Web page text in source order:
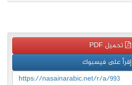
تحميل PDF
إقرأ على فيسبوك
https://nasainarabic.net/r/a/993